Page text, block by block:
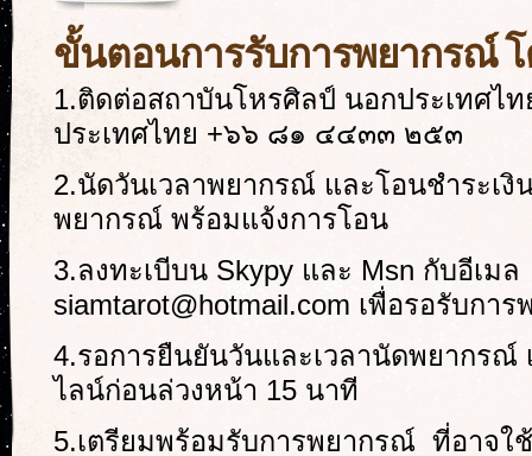
ขั้นตอนการรับการพยากรณ์
1.ติดต่อสถาบันโหรศิลป์ นอกประเทศไท
ประเทศไทย +๖๖ ๘๑ ๔๔๓๓ ๒๕๓
2.นัดวันเวลาพยากรณ์ และโอนชำระเงิ
พยากรณ์ พร้อมแจ้งการโอน
3.ลงทะเบีบน Skypy และ Msn กับอีเมล
siamtarot@hotmail.com เพื่อรอรับกา
4.รอการยืนยันวันและเวลานัดพยากรณ์
ไลน์ก่อนล่วงหน้า 15 นาที
5.เตรียมพร้อมรับการพยากรณ์ ที่อาจใช้